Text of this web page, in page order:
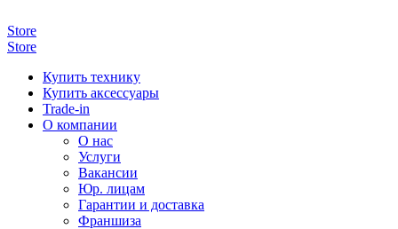
Store
Store
Купить технику
Купить аксессуары
Trade-in
О компании
О нас
Услуги
Вакансии
Юр. лицам
Гарантии и доставка
Франшиза